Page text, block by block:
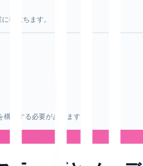
役立ちます。
築する必要があります。